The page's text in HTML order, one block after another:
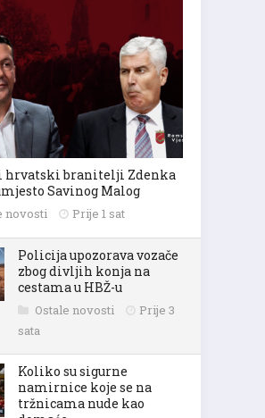
hrvatski branitelji Zdenka
Savinog Malog
novosti Prije 1 sat
Policija upozorava vozače
zbog divljih konja na
cestama u HBŽ-u
Ostale novosti
Prije 3
sata
Koliko su sigurne
namirnice koje se na
tržnicama nude kao